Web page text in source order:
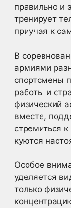
правильно и
тренирует
приучая к
В
армиями
спортсмены
работы и
физический
вместе,
стремиться
куются
Особое
уделяется
только